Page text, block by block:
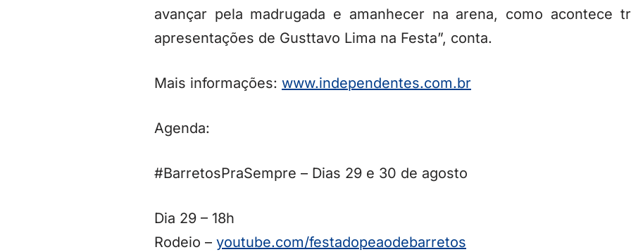
avançar pela madrugada e amanhecer na arena, como acontece
apresentações de Gusttavo Lima na Festa”, conta.
Mais informações: www.independentes.com.br
Agenda:
#BarretosPraSempre – Dias 29 e 30 de agosto
Dia 29 – 18h
Rodeio – youtube.com/festadopeaodebarretos